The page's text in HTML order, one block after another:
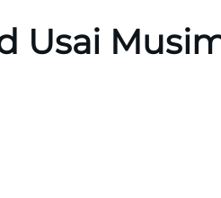
Usai